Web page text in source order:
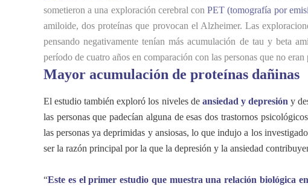
sometieron a una exploración cerebral conPET (tomografía por
amiloide, dos proteínas que provocan el Alzheimer. Las
pensando negativamente tenían más acumulación de tau y beta
período de cuatro años en comparación con las personas que no eran
Mayor acumulación de proteínas dañinas
El estudio también exploró los niveles de ansiedad y depresión y
las personas que padecían alguna de esas dos trastornos
las personas ya deprimidas y ansiosas, lo que indujo a los
ser la razón principal por la que la depresión y la ansiedad
“Este es el primer estudio que muestra una relación biológica